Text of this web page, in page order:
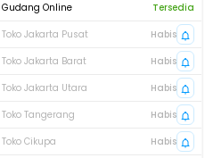
Gudang Online
Tersedia
Toko Jakarta Pusat
Habis
Toko Jakarta Barat
Habis
Toko Jakarta Utara
Habis
Toko Tangerang
Habis
Toko Cikupa
Habis